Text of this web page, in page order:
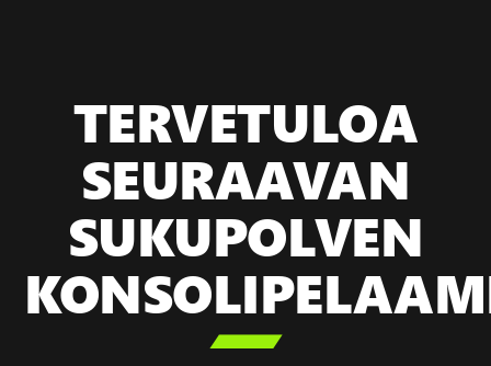
TERVETULOA
SEURAAVAN
SUKUPOLVEN
